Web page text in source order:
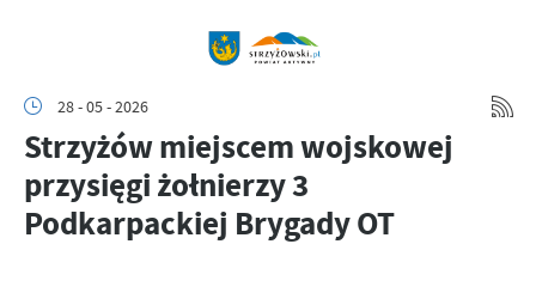
28 - 05 - 2026
Strzyżów miejscem wojskowej
przysięgi żołnierzy 3
Podkarpackiej Brygady OT